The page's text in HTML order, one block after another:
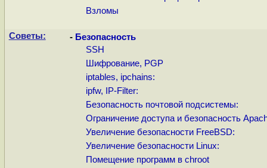
Взломы
Советы: - Безопасность
SSH
Шифрование, PGP
iptables, ipchains:
ipfw, IP-Filter:
Безопасность почтовой подсистемы:
Ограничение доступа и безопасность
Увеличение безопасности FreeBSD:
Увеличение безопасности Linux:
Помещение программ в chroot